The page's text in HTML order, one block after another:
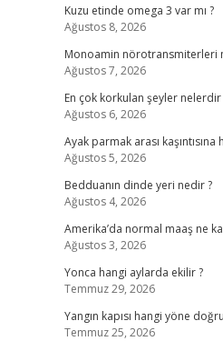
Kuzu etinde omega 3 var mı ?
Ağustos 8, 2026
Monoamin nörotransmiterleri
Ağustos 7, 2026
En çok korkulan şeyler nelerdir
Ağustos 6, 2026
Ayak parmak arası
Ağustos 5, 2026
Bedduanın dinde yeri nedir ?
Ağustos 4, 2026
Amerika’da normal maaş ne
Ağustos 3, 2026
Yonca hangi aylarda ekilir ?
Temmuz 29, 2026
Yangın kapısı hangi yöne
Temmuz 25, 2026